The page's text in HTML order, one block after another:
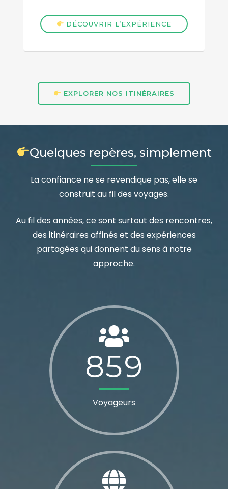
DÉCOUVRIR L’EXPÉRIENCE
EXPLORER NOS ITINÉRAIRES
Quelques repères, simplement
La confiance ne se revendique pas, elle se
construit au fil des voyages.
Au fil des années, ce sont surtout des rencontres,
des itinéraires affinés et des expériences
partagées qui donnent du sens à notre
approche.
Voyageurs
859